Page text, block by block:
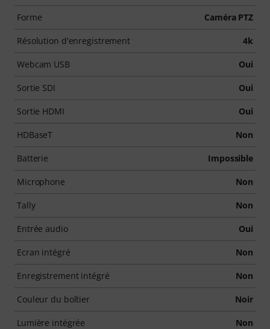
Forme Caméra PTZ
Résolution d'enregistrement 4k
Webcam USB Oui
Sortie SDI Oui
Sortie HDMI Oui
HDBaseT Non
Batterie Impossible
Microphone Non
Tally Non
Entrée audio Oui
Ecran intégré Non
Enregistrement intégré Non
Couleur du boîtier Noir
Lumière intégrée Non